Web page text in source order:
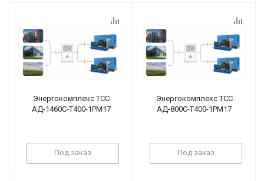
Энергокомплекс ТСС
АД-1460С-Т400-1РМ17
Под заказ
Энергокомплекс ТСС
АД-800С-Т400-1РМ17
Под заказ